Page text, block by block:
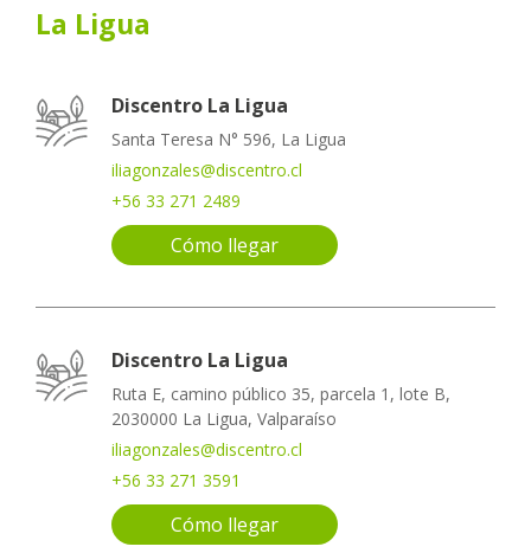
La Ligua
Discentro La Ligua
Santa Teresa N° 596, La Ligua
iliagonzales@discentro.cl
+56 33 271 2489
Cómo llegar
Discentro La Ligua
Ruta E, camino público 35, parcela 1, lote B,
2030000 La Ligua, Valparaíso
iliagonzales@discentro.cl
+56 33 271 3591
Cómo llegar